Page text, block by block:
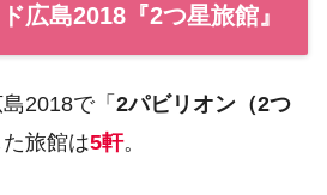
広島2018『2つ星旅館』
2018で「 2パビリオン（2つ
旅館は5軒。